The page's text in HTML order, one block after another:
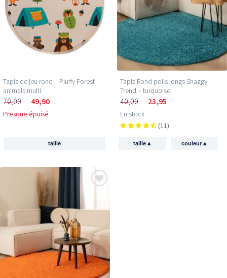
Tapis de jeu rond – Pluffy Forest
animals multi
70,00 49,90
Presque épuisé
taille
Tapis Rond poils longs Shaggy
Trend – turquoise
40,00 23,95
En stock
(11)
taille▴ couleur▴